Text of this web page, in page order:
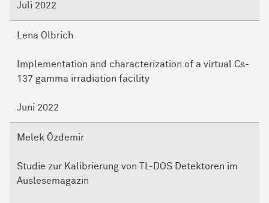
Juli 2022
Lena Olbrich
Implementation and characterization of a virtual Cs-
137 gamma irradiation facility
Juni 2022
Melek Özdemir
Studie zur Kalibrierung von TL-DOS Detektoren im
Auslesemagazin